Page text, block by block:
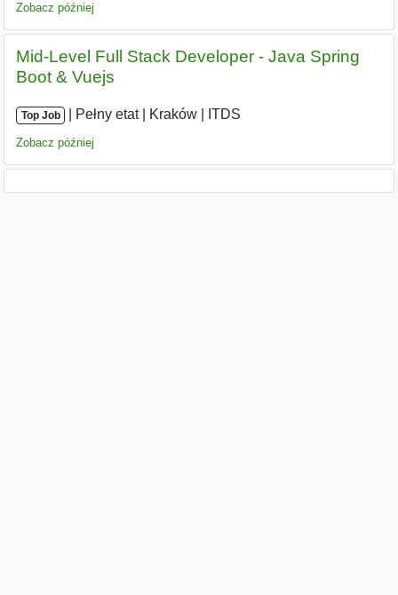
Zobacz później
Mid-Level Full Stack Developer - Java Spring
Boot & Vuejs
Top Job Pełny etat| Kraków ITDS
Zobacz później